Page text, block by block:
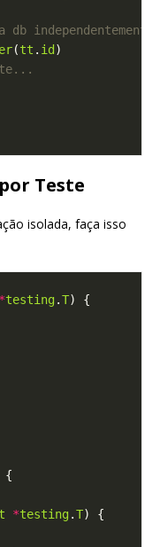
(tt . id
Teste
isolada, faça isso
*testing.T
t *testing.T